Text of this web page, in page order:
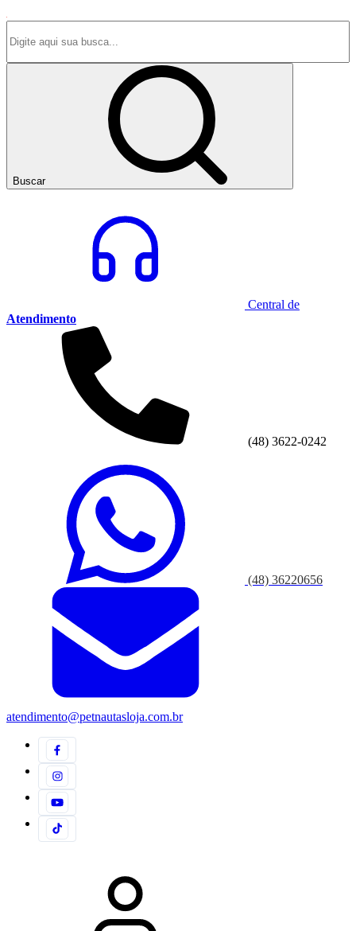
Buscar
Central de
Atendimento
(48) 3622-0242
(48) 36220656
atendimento@petnautasloja.com.br